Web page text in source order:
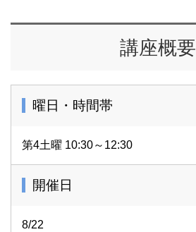
講座概要
曜日・時間帯
第4土曜 10:30～12:30
開催日
8/22